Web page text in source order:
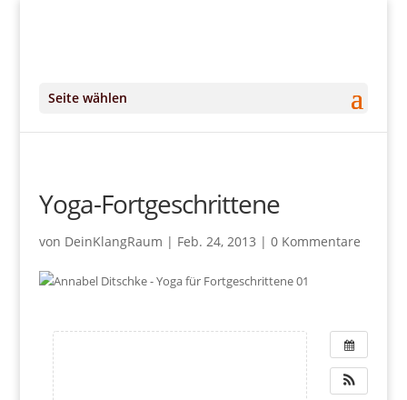
Seite wählen
Yoga-Fortgeschrittene
von DeinKlangRaum | Feb. 24, 2013 | 0 Kommentare